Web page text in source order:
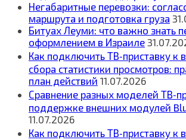
Негабаритные перевозки:
маршрута и подготовка груза
Битуах Леуми: что важно знать
оформлением в Израиле
Как подключить ТВ‑приставку к
сбора статистики просмотров:
план действий 11.07.2026
Сравнение разных моделей
поддержке внешних модулей
11.07.2026
Как подключить ТВ‑приставку к